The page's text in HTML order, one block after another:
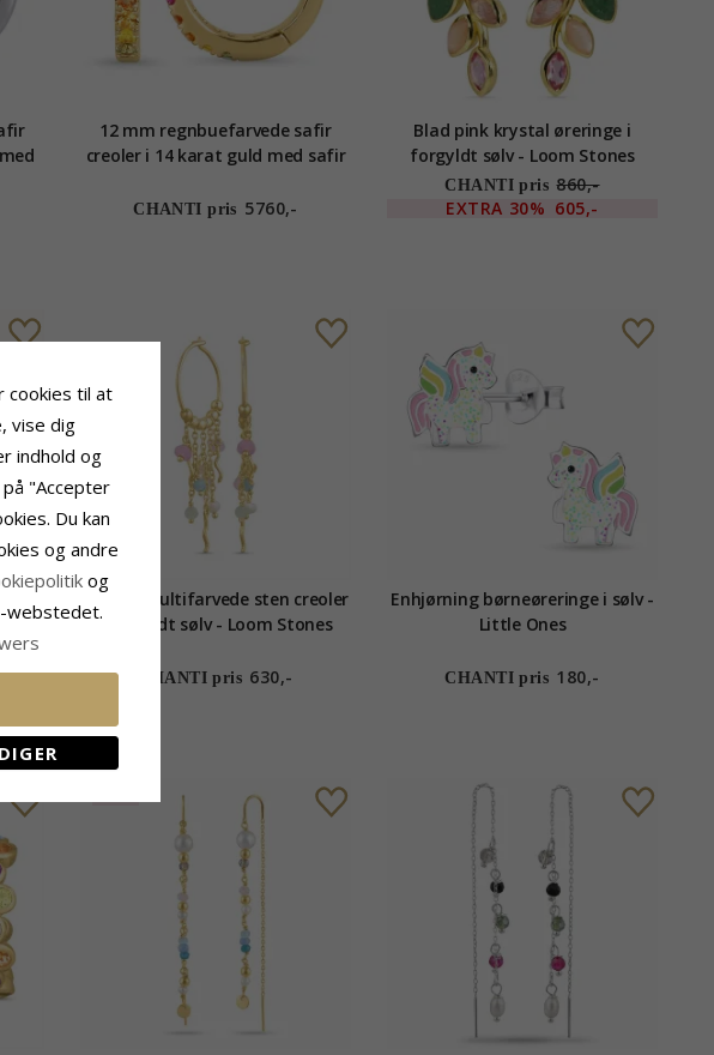
12 mm regnbuefarvede safir
creoler i 14 karat guld med safir
CHANTI pris 5760,-
Blad pink krystal øreringe i
forgyldt sølv - Loom Stones
CHANTI pris 860,-
EXTRA 30% 605,-
i
20 mm multifarvede sten creoler
i forgyldt sølv - Loom Stones
CHANTI pris 630,-
Enhjørning børneøreringe i sølv -
Little Ones
CHANTI pris 180,-
til at
vise dig
indhold og
"Accepter
Du kan
og andre
og
webstedet.